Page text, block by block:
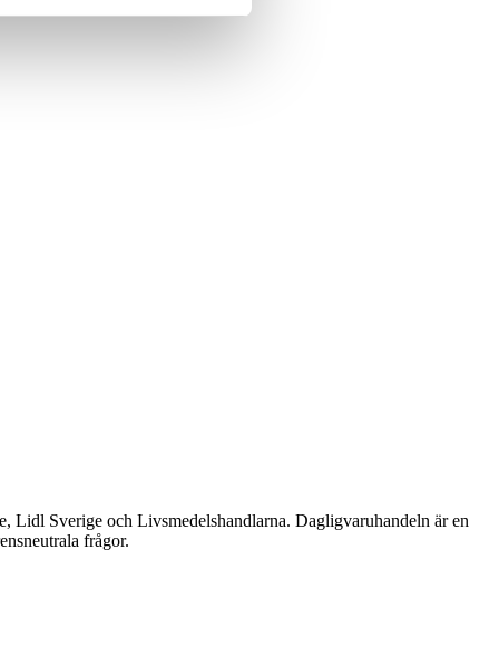
Lidl Sverige och Livsmedelshandlarna. Dagligvaruhandeln är en
frågor.